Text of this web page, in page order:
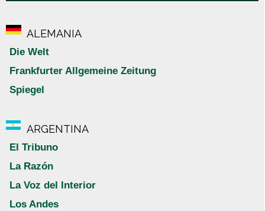
ALEMANIA
Die Welt
Frankfurter Allgemeine Zeitung
Spiegel
ARGENTINA
El Tribuno
La Razón
La Voz del Interior
Los Andes